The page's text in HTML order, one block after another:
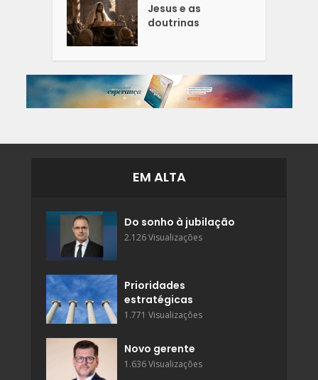
Jesus e as
doutrinas
EM ALTA
Do sonho à jubilação
2.126 Visualizações
Prioridades
estratégicas
1.771 Visualizações
Novo gerente
1.636 Visualizações